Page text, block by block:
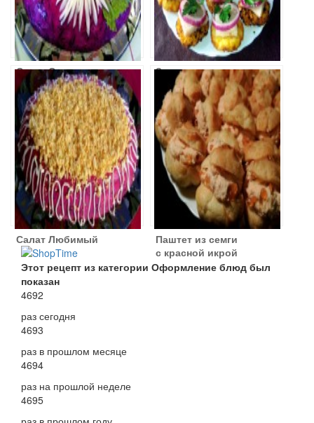
Салат Сельдь
под шубой
Закуска из
сельди на
картофельных
оладьях
Салат Любимый
Паштет из семги
с красной икрой
Этот рецепт из категории Оформление блюд был
показан
4692
раз сегодня
4693
раз в прошлом месяце
4694
раз на прошлой неделе
4695